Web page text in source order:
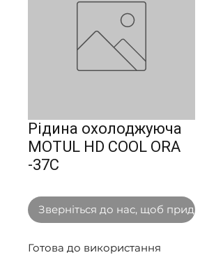
Рідина охолоджуюча
MOTUL HD COOL ORA
-37С
Зверніться до нас, щоб придбати
Готова до використання